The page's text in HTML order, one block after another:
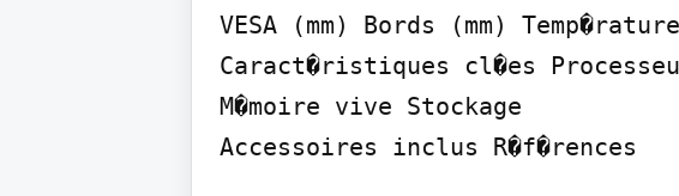
VESA (mm) Bords (mm)
Caract�ristiques cl�es
M�moire vive Stockage
Accessoires inclus R�f�rences